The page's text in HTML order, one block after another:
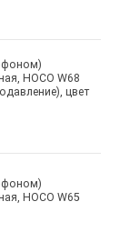
HOCO W68
цвет
HOCO W65